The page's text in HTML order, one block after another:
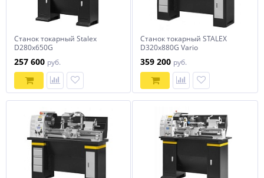
Станок токарный Stalex
D280x650G
257 600 руб.
Станок токарный STALEX
D320x880G Vario
359 200 руб.